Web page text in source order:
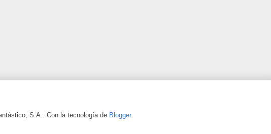
S.A.. Con la tecnología de Blogger.